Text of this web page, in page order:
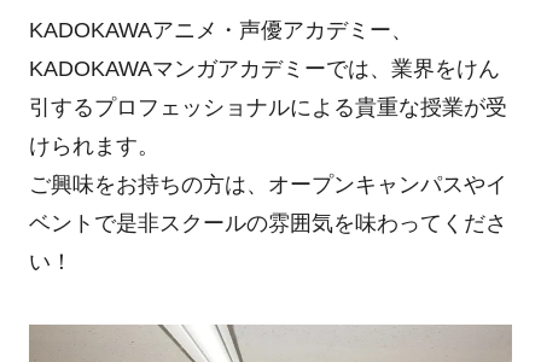
KADOKAWAアニメ・声優アカデミー、
KADOKAWAマンガアカデミーでは、業界をけん
引するプロフェッショナルによる貴重な授業が受
けられます。
ご興味をお持ちの方は、オープンキャンパスやイ
ベントで是非スクールの雰囲気を味わってくださ
い！